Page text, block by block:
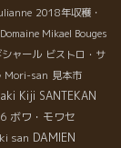
2018年収穫・
Domaine Mikael Bouges
ャール ビストロ・サ
Mori-san 見本市
Kiji SANTEKAN
ボワ・モワセ
san DAMIEN